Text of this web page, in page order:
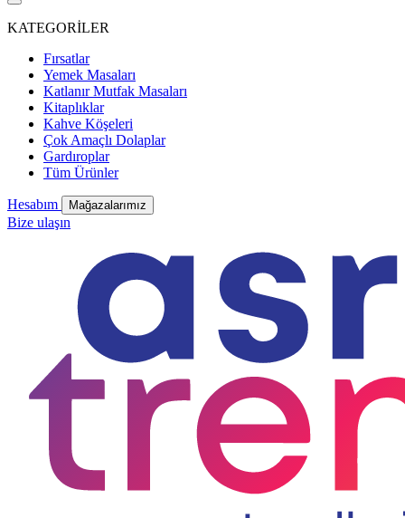
KATEGORİLER
Fırsatlar
Yemek Masaları
Katlanır Mutfak Masaları
Kitaplıklar
Kahve Köşeleri
Çok Amaçlı Dolaplar
Gardıroplar
Tüm Ürünler
Hesabım Mağazalarımız
Bize ulaşın